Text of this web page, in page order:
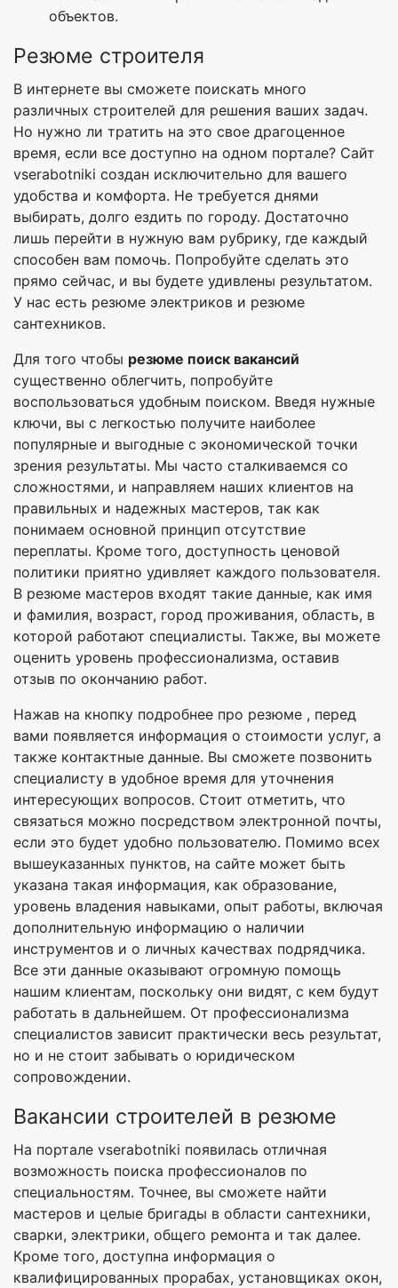
объектов.
Резюме строителя
В интернете вы сможете поискать много
различных строителей для решения ваших задач.
Но нужно ли тратить на это свое драгоценное
время, если все доступно на одном портале? Сайт
vserabotniki создан исключительно для вашего
удобства и комфорта. Не требуется днями
выбирать, долго ездить по городу. Достаточно
лишь перейти в нужную вам рубрику, где каждый
способен вам помочь. Попробуйте сделать это
прямо сейчас, и вы будете удивлены результатом.
У нас есть резюме электриков и резюме
сантехников.
Для того чтобы резюме поиск вакансий
существенно облегчить, попробуйте
воспользоваться удобным поиском. Введя нужные
ключи, вы с легкостью получите наиболее
популярные и выгодные с экономической точки
зрения результаты. Мы часто сталкиваемся со
сложностями, и направляем наших клиентов на
правильных и надежных мастеров, так как
понимаем основной принцип отсутствие
переплаты. Кроме того, доступность ценовой
политики приятно удивляет каждого пользователя.
В резюме мастеров входят такие данные, как имя
и фамилия, возраст, город проживания, область, в
которой работают специалисты. Также, вы можете
оценить уровень профессионализма, оставив
отзыв по окончанию работ.
Нажав на кнопку подробнее про резюме , перед
вами появляется информация о стоимости услуг, а
также контактные данные. Вы сможете позвонить
специалисту в удобное время для уточнения
интересующих вопросов. Стоит отметить, что
связаться можно посредством электронной почты,
если это будет удобно пользователю. Помимо всех
вышеуказанных пунктов, на сайте может быть
указана такая информация, как образование,
уровень владения навыками, опыт работы, включая
дополнительную информацию о наличии
инструментов и о личных качествах подрядчика.
Все эти данные оказывают огромную помощь
нашим клиентам, поскольку они видят, с кем будут
работать в дальнейшем. От профессионализма
специалистов зависит практически весь результат,
но и не стоит забывать о юридическом
сопровождении.
Вакансии строителей в резюме
На портале vserabotniki появилась отличная
возможность поиска профессионалов по
специальностям. Точнее, вы сможете найти
мастеров и целые бригады в области сантехники,
сварки, электрики, общего ремонта и так далее.
Кроме того, доступна информация о
квалифицированных прорабах, установщиках окон,